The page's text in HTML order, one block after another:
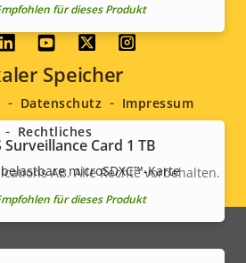
für dieses Produkt
Speicher
Surveillance Card 1 TB
microSDXC™-Karte
für dieses Produkt
AB. Alle Rechte vorbehalten.
Datenschutz
Impressum
Rechtliches